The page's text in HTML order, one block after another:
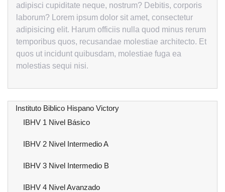
adipisci cupiditate neque, nostrum? Debitis, corporis
laborum? Lorem ipsum dolor sit amet, consectetur
adipisicing elit. Harum officiis nulla quod minus rerum
temporibus quos, recusandae molestiae architecto. Et
quos ut incidunt quibusdam, molestiae fuga ea
molestias sequi nisi.
Instituto Biblico Hispano Victory
IBHV 1 Nivel Básico
IBHV 2 Nivel Intermedio A
IBHV 3 Nivel Intermedio B
IBHV 4 Nivel Avanzado